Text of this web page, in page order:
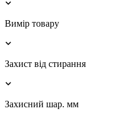
Вимір товару
Захист від стирання
Захисний шар. мм